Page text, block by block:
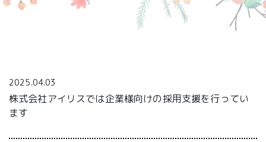
2025.04.03
株式会社アイリスでは企業様向けの採用支援を行ってい
ます